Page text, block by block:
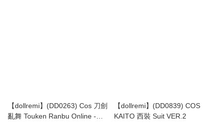
【dollremi】(DD0263) Cos 刀劍
亂舞 Touken Ranbu Online -大
【dollremi】(DD0839) COS
KAITO 西裝 Suit VER.2